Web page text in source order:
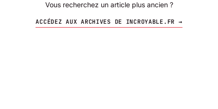
Vous recherchez un article plus ancien ?
ACCÉDEZ AUX ARCHIVES DE INCROYABLE.FR →